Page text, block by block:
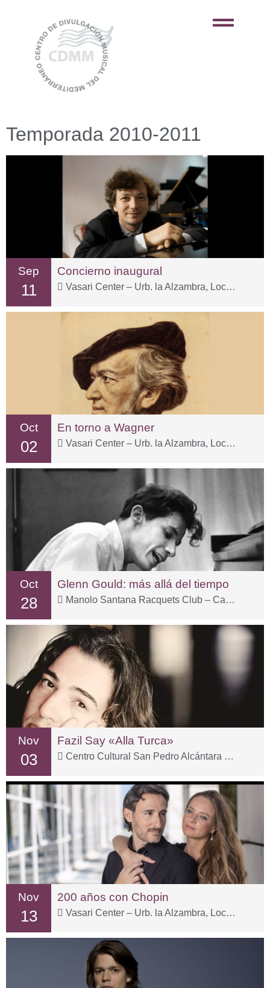
Temporada 2010-2011
Sep
11
Concierno inaugural
Vasari Center – Urb. la Alzambra, Local 3-1
Oct
02
En torno a Wagner
Vasari Center – Urb. la Alzambra, Local 3-1
Oct
28
Glenn Gould: más allá del tiempo
Manolo Santana Racquets Club – Carr. Istán, km 2
Nov
03
Fazil Say «Alla Turca»
Centro Cultural San Pedro Alcántara – C. Sp Tolox, 3
Nov
13
200 años con Chopin
Vasari Center – Urb. la Alzambra, Local 3-1